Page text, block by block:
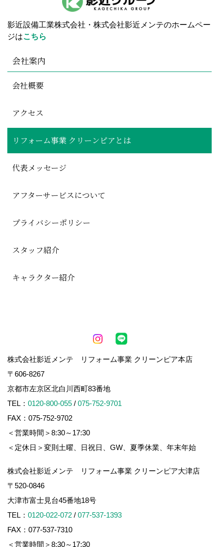
影近設備工業株式会社・株式会社影近メンテのホームペー
ジはこちら
会社案内
会社概要
アクセス
リフォーム事業 クリーンピアとは
代表メッセージ
アフターサービスについて
プライバシーポリシー
スタッフ紹介
キャラクター紹介
株式会社影近メンテ リフォーム事業 クリーンピア本店
〒606-8267
京都市左京区北白川西町83番地
TEL： 0120-800-055 / 075-752-9701
FAX：075-752-9702
＜営業時間＞8:30～17:30
＜定休日＞変則土曜、日祝日、GW、夏季休業、年末年始
株式会社影近メンテ リフォーム事業 クリーンピア大津店
〒520-0846
大津市富士見台45番地18号
TEL： 0120-022-072 / 077-537-1393
FAX：077-537-7310
＜営業時間＞8:30～17:30